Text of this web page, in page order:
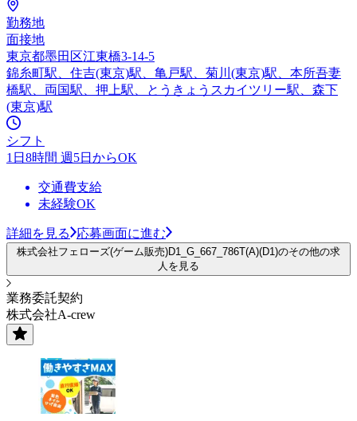
勤務地
面接地
東京都墨田区江東橋3-14-5
錦糸町駅、住吉(東京)駅、亀戸駅、菊川(東京)駅、本所吾妻
橋駅、両国駅、押上駅、とうきょうスカイツリー駅、森下
(東京)駅
シフト
1日8時間 週5日からOK
交通費支給
未経験OK
詳細を見る 応募画面に進む
株式会社フェローズ(ゲーム販売)D1_G_667_786T(A)(D1)のその他の求
人を見る
業務委託契約
株式会社A-crew